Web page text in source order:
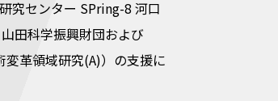
究センター SPring-8 河口
田科学振興財団および
革領域研究(A)）の支援に